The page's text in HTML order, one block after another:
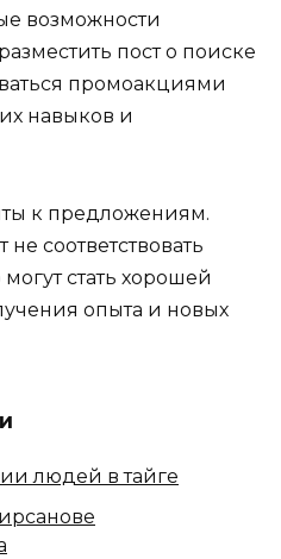
возможности
пост о поиске
промоакциями
навыков и
к предложениям.
соответствовать
стать хорошей
опыта и новых
людей в тайге